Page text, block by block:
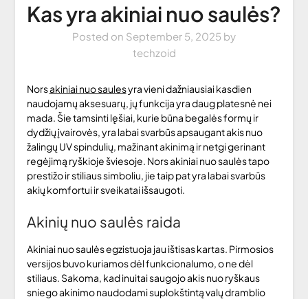
Kas yra akiniai nuo saulės?
Posted on September 5, 2025 by
techzoid
Norsakiniai nuo saulesyra vieni dažniausiai kasdien
naudojamų aksesuarų, jų funkcija yra daug platesnė nei
mada. Šie tamsinti lęšiai, kurie būna begalės formų ir
dydžių įvairovės, yra labai svarbūs apsaugant akis nuo
žalingų UV spindulių, mažinant akinimą ir netgi gerinant
regėjimą ryškioje šviesoje. Nors akiniai nuo saulės tapo
prestižo ir stiliaus simboliu, jie taip pat yra labai svarbūs
akių komfortui ir sveikatai išsaugoti.
Akinių nuo saulės raida
Akiniai nuo saulės egzistuoja jau ištisas kartas. Pirmosios
versijos buvo kuriamos dėl funkcionalumo, o ne dėl
stiliaus. Sakoma, kad inuitai saugojo akis nuo ryškaus
sniego akinimo naudodami suplokštintą valų dramblio